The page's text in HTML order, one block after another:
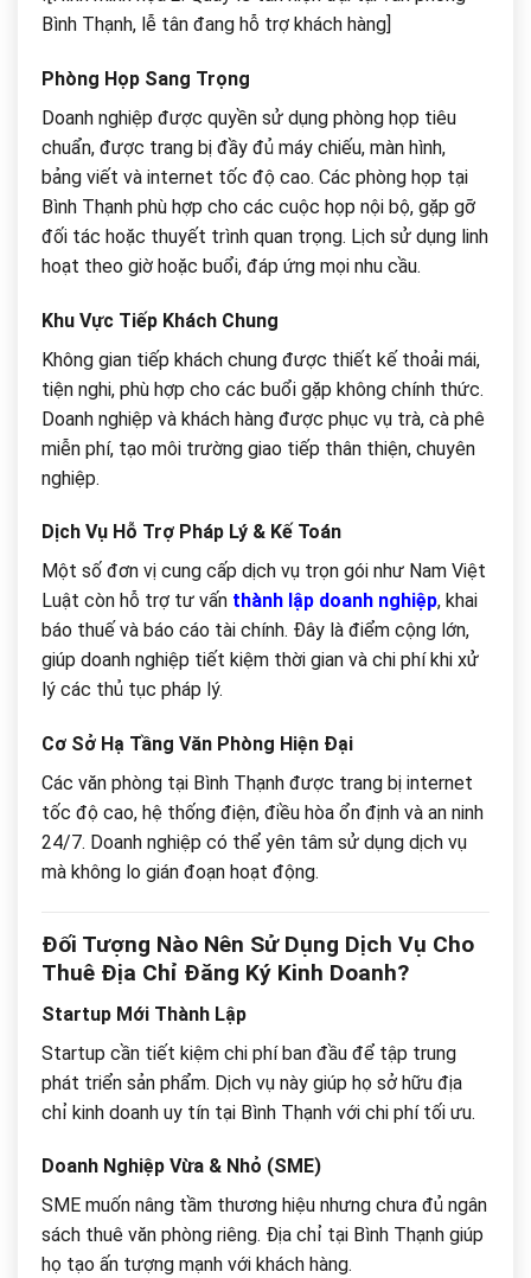
Bình Thạnh, lễ tân đang hỗ trợ khách hàng]
Phòng Họp Sang Trọng
Doanh nghiệp được quyền sử dụng phòng họp tiêu
chuẩn, được trang bị đầy đủ máy chiếu, màn hình,
bảng viết và internet tốc độ cao. Các phòng họp tại
Bình Thạnh phù hợp cho các cuộc họp nội bộ, gặp gỡ
đối tác hoặc thuyết trình quan trọng. Lịch sử dụng linh
hoạt theo giờ hoặc buổi, đáp ứng mọi nhu cầu.
Khu Vực Tiếp Khách Chung
Không gian tiếp khách chung được thiết kế thoải mái,
tiện nghi, phù hợp cho các buổi gặp không chính thức.
Doanh nghiệp và khách hàng được phục vụ trà, cà phê
miễn phí, tạo môi trường giao tiếp thân thiện, chuyên
nghiệp.
Dịch Vụ Hỗ Trợ Pháp Lý & Kế Toán
Một số đơn vị cung cấp dịch vụ trọn gói như Nam Việt
Luật còn hỗ trợ tư vấn thành lập doanh nghiệp, khai
báo thuế và báo cáo tài chính. Đây là điểm cộng lớn,
giúp doanh nghiệp tiết kiệm thời gian và chi phí khi xử
lý các thủ tục pháp lý.
Cơ Sở Hạ Tầng Văn Phòng Hiện Đại
Các văn phòng tại Bình Thạnh được trang bị internet
tốc độ cao, hệ thống điện, điều hòa ổn định và an ninh
24/7. Doanh nghiệp có thể yên tâm sử dụng dịch vụ
mà không lo gián đoạn hoạt động.
Đối Tượng Nào Nên Sử Dụng Dịch Vụ Cho
Thuê Địa Chỉ Đăng Ký Kinh Doanh?
Startup Mới Thành Lập
Startup cần tiết kiệm chi phí ban đầu để tập trung
phát triển sản phẩm. Dịch vụ này giúp họ sở hữu địa
chỉ kinh doanh uy tín tại Bình Thạnh với chi phí tối ưu.
Doanh Nghiệp Vừa & Nhỏ (SME)
SME muốn nâng tầm thương hiệu nhưng chưa đủ ngân
sách thuê văn phòng riêng. Địa chỉ tại Bình Thạnh giúp
họ tạo ấn tượng mạnh với khách hàng.